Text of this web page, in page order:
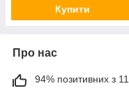
Купити
Про нас
94% позитивних з